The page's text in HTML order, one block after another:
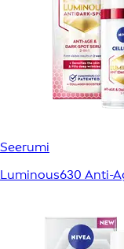
Seerumi
Luminous630 Anti-